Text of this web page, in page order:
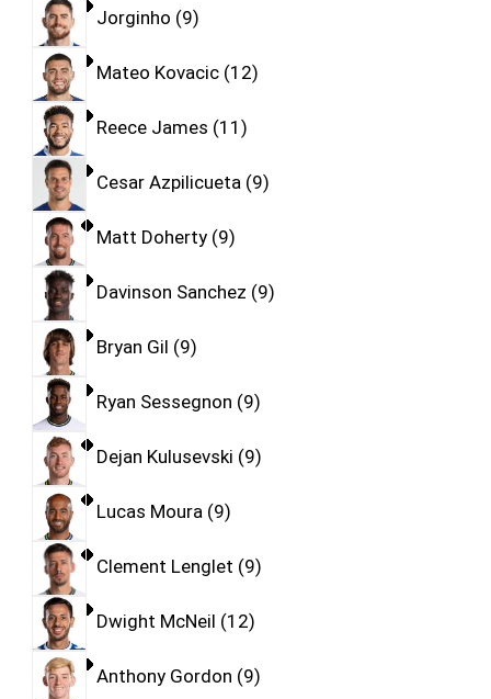
Jorginho 9
Mateo Kovacic 12
Reece James 11
Cesar Azpilicueta 9
Matt Doherty 9
Davinson Sanchez 9
Bryan Gil 9
Ryan Sessegnon 9
Dejan Kulusevski 9
Lucas Moura 9
Clement Lenglet 9
Dwight McNeil 12
Anthony Gordon 9